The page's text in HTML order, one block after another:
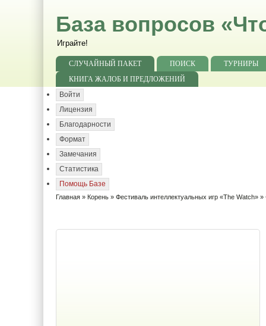
База вопросов
Играйте!
СЛУЧАЙНЫЙ ПАКЕТ ПОИСК
ТУРНИРЫ
КНИГА ЖАЛОБ И ПРЕДЛОЖЕНИЙ
Войти
Лицензия
Благодарности
Формат
Замечания
Статистика
Помощь Базе
Главная » Корень » Фестиваль интеллектуальных игр «The Watch» »